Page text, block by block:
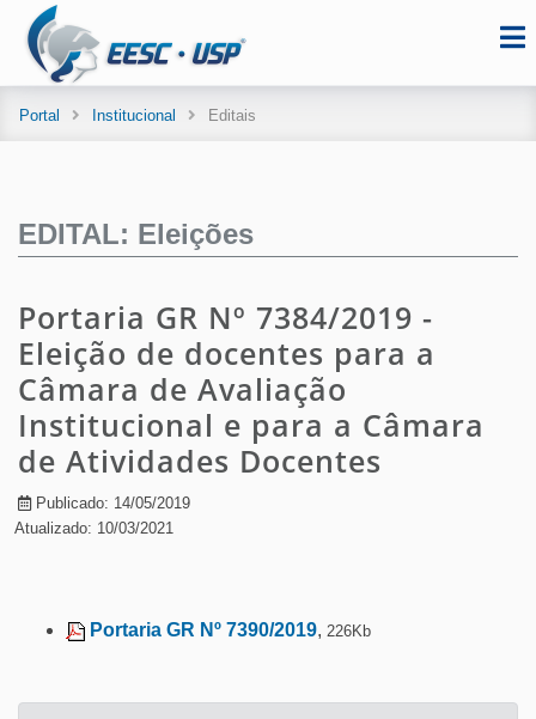
Portal Institucional Editais
EDITAL: Eleições
Portaria GR Nº 7384/2019 -
Eleição de docentes para a
Câmara de Avaliação
Institucional e para a Câmara
de Atividades Docentes
Publicado: 14/05/2019
Atualizado: 10/03/2021
Portaria GR Nº 7390/2019, 226Kb